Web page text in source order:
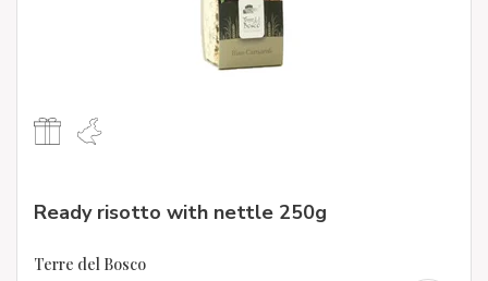
Ready risotto with nettle 250g
Terre del Bosco